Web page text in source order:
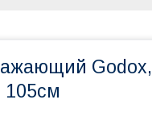
Godox,
105см